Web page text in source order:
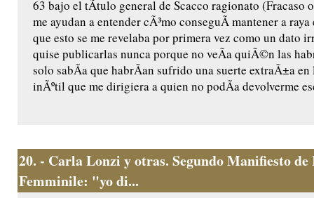
63 bajo el tÃ­tulo general de Scacco ragionato (Fracaso
me ayudan a entender cÃ³mo conseguÃ­ mantener a
que esto se me revelaba por primera vez como un dato
quise publicarlas nunca porque no veÃ­a quiÃ©n las
solo sabÃ­a que habrÃ­an sufrido una suerte extraÃ±a
inÃºtil que me dirigiera a quien no podÃ­a devolverme
20. - Carla Lonzi y otras. Segundo Manifiesto
Femminile: "yo di...